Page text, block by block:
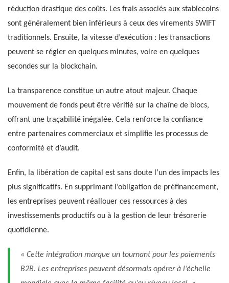
réduction drastique des coûts. Les frais associés aux stablecoins
sont généralement bien inférieurs à ceux des virements SWIFT
traditionnels. Ensuite, la vitesse d’exécution : les transactions
peuvent se régler en quelques minutes, voire en quelques
secondes sur la blockchain.
La transparence constitue un autre atout majeur. Chaque
mouvement de fonds peut être vérifié sur la chaîne de blocs,
offrant une traçabilité inégalée. Cela renforce la confiance
entre partenaires commerciaux et simplifie les processus de
conformité et d’audit.
Enfin, la libération de capital est sans doute l’un des impacts les
plus significatifs. En supprimant l’obligation de préfinancement,
les entreprises peuvent réallouer ces ressources à des
investissements productifs ou à la gestion de leur trésorerie
quotidienne.
« Cette intégration marque un tournant pour les paiements
B2B. Les entreprises peuvent désormais opérer à l’échelle